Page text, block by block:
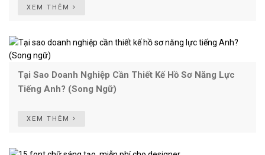
XEM THÊM
Tại Sao Doanh Nghiệp Cần Thiết Kế Hồ Sơ Năng Lực
Tiếng Anh? (Song Ngữ)
XEM THÊM